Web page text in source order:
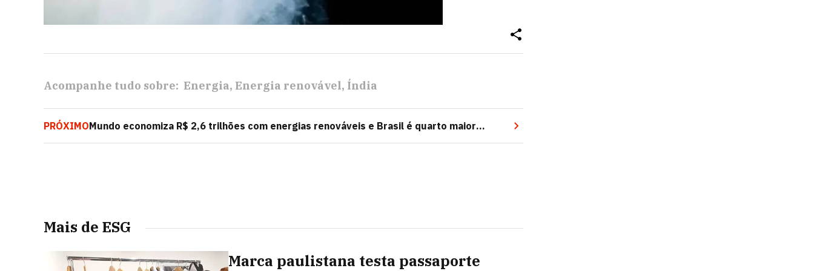
Acompanhe tudo sobre: Energia Energia renovável Índia
PRÓXIMOMundo economiza R$ 2,6 trilhões com energias renováveis e Brasil é quarto maior
mercado
Mais de ESG
Marca paulistana testa passaporte